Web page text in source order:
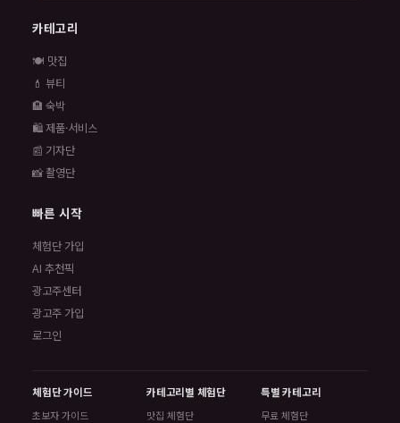
카테고리
🍽️ 맛집
💄 뷰티
🏨 숙박
🛍️ 제품·서비스
📰 기자단
📸 촬영단
빠른 시작
체험단 가입
AI 추천픽
광고주센터
광고주 가입
로그인
체험단 가이드
초보자 가이드
카테고리별 체험단
맛집 체험단
특별 카테고리
무료 체험단